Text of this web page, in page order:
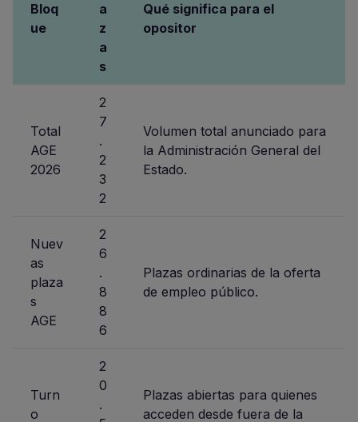
Bloq
ue
a
z
a
s
Qué significa para el
opositor
Total
AGE
2026
2
7
.
2
3
2
Volumen total anunciado para
la Administración General del
Estado.
Nuev
as
plaza
s
AGE
2
6
.
8
8
6
Plazas ordinarias de la oferta
de empleo público.
Turn
o
2
0
.
Plazas abiertas para quienes
acceden desde fuera de la